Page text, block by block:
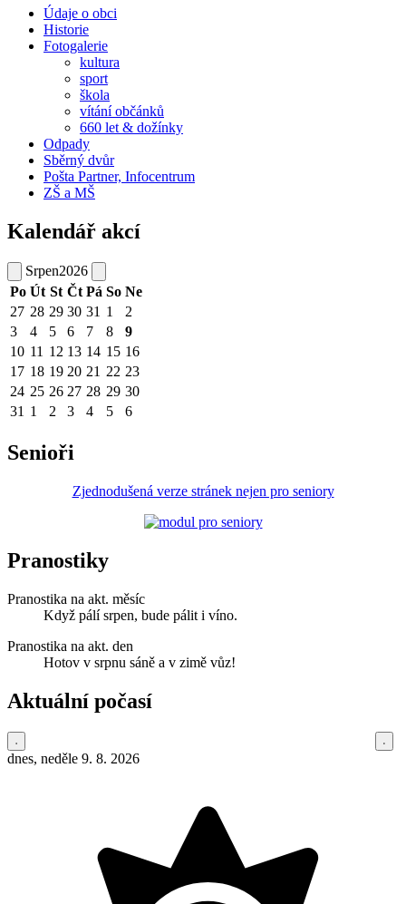
Údaje o obci
Historie
Fotogalerie
kultura
sport
škola
vítání občánků
660 let & dožínky
Odpady
Sběrný dvůr
Pošta Partner, Infocentrum
ZŠ a MŠ
Kalendář akcí
Srpen2026
Po Út St Čt Pá So Ne
27 28 29 30 31 1
2
3
4 5 6 7 8
9
10 11 12 13 14 15 16
17 18 19 20 21 22 23
24 25 26 27 28 29 30
31 1 2 3 4 5 6
Senioři
Zjednodušená verze stránek nejen pro seniory
Pranostiky
Pranostika na akt. měsíc
Když pálí srpen, bude pálit i víno.
Pranostika na akt. den
Hotov v srpnu sáně a v zimě vůz!
Aktuální počasí
dnes, neděle 9. 8. 2026